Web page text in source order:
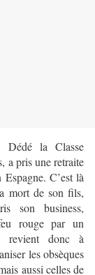
Dédé la Classe
a pris une retraite
C’est là
mort de son fils,
son business,
rouge par un
revient donc à
les obsèques
aussi celles de